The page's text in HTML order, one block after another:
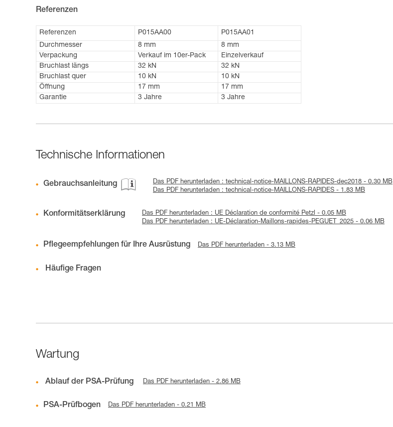
Referenzen
Referenzen P015AA00
P015AA01
Durchmesser
8 mm
8 mm
Verpackung
Verkauf im 10er-Pack
Einzelverkauf
Bruchlast längs
32 kN
32 kN
Bruchlast quer
10 kN
10 kN
Öffnung
17 mm
17 mm
Garantie
3 Jahre 3 Jahre
Technische Informationen
Gebrauchsanleitung
Das PDF herunterladen : technical-notice-MAILLONS-RAPIDES-dec2018 - 0.30 MB
Das PDF herunterladen : technical-notice-MAILLONS-RAPIDES - 1.83 MB
Konformitätserklärung
Das PDF herunterladen : UE Déclaration de conformité Petzl - 0.05 MB
Das PDF herunterladen : UE-Déclaration-Maillons-rapides-PEGUET_2025 - 0.06 MB
Pflegeempfehlungen für Ihre Ausrüstung Das PDF herunterladen - 3.13 MB
Häufige Fragen
Wartung
Ablauf der PSA-Prüfung Das PDF herunterladen - 2.86 MB
PSA-Prüfbogen Das PDF herunterladen - 0.21 MB